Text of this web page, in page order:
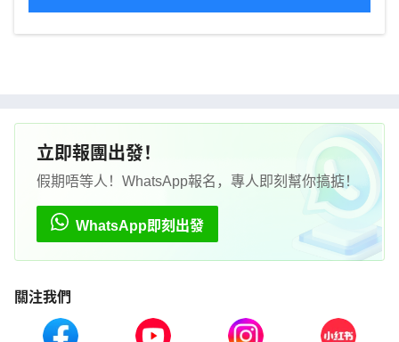
立即報團出發！
假期唔等人！WhatsApp報名，專人即刻幫你搞掂！
WhatsApp即刻出發
關注我們